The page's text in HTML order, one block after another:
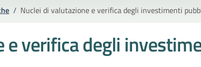
/ Nuclei di valutazione e verifica degli investimenti
e verifica degli